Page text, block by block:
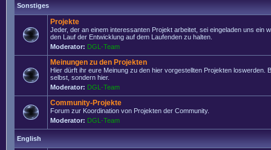
Sonstiges
Projekte
Jeder, der an einem interessanten Projekt arbeitet, sei eingeladen uns ein
den Lauf der Entwicklung auf dem Laufenden zu halten.
Moderator: DGL-Team
Meinungen zu den Projekten
Hier dürft ihr eure Meinung zu den hier vorgestellten Projekten loswerden.
selbst, sondern hier.
Moderator: DGL-Team
Community-Projekte
Forum zur Koordination von Projekten der Community.
Moderator: DGL-Team
English